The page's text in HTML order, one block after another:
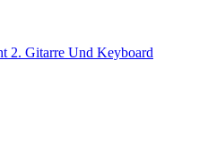
2. Gitarre Und Keyboard